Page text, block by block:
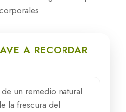
A RECORDAR
un remedio natural
la frescura del